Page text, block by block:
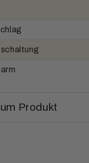
Produkt